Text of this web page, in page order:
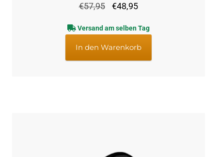
€57,95
Ursprünglicher
war:
€57,95
€48,95Aktueller
ist:
€48,95.
Versand am selben Tag
In den Warenkorb